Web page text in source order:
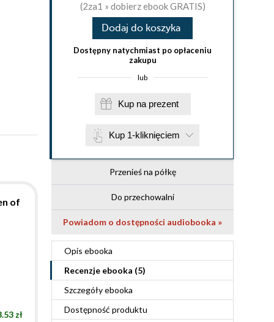
(2za1 » dobierz ebook GRATIS)
Dodaj do koszyka
Dostępny natychmiast po opłaceniu
zakupu
lub
Kup na prezent
Kup 1-kliknięciem
Przenieś na półkę
Do przechowalni
Powiadom o dostępności audiobooka »
Opis ebooka
Recenzje ebooka (5)
Szczegółyebooka
Dostępność produktu
of
zł